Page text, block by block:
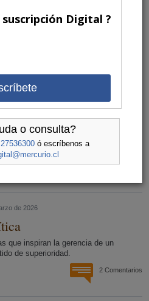
Digital ?
o consulta?
ó escríbenos a
de 2026
en Cuba desde que se instaló
1 Comentario
de 2026
que inspiran la gerencia de un
de superioridad.
2 Comentarios